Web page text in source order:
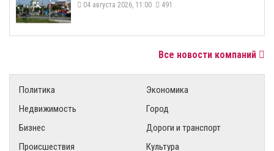
04 августа 2026, 11:00 491
Все новости компаний
Политика
Экономика
Недвижимость
Город
Бизнес
Дороги и транспорт
Происшествия
Культура